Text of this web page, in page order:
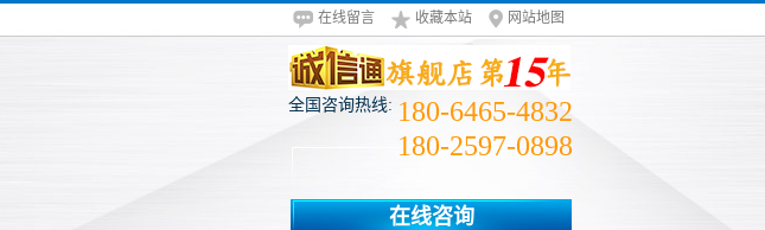
在线留言 收藏本站 网站地图
全国咨询热线: 180-6465-4832
180-2597-0898
在线咨询